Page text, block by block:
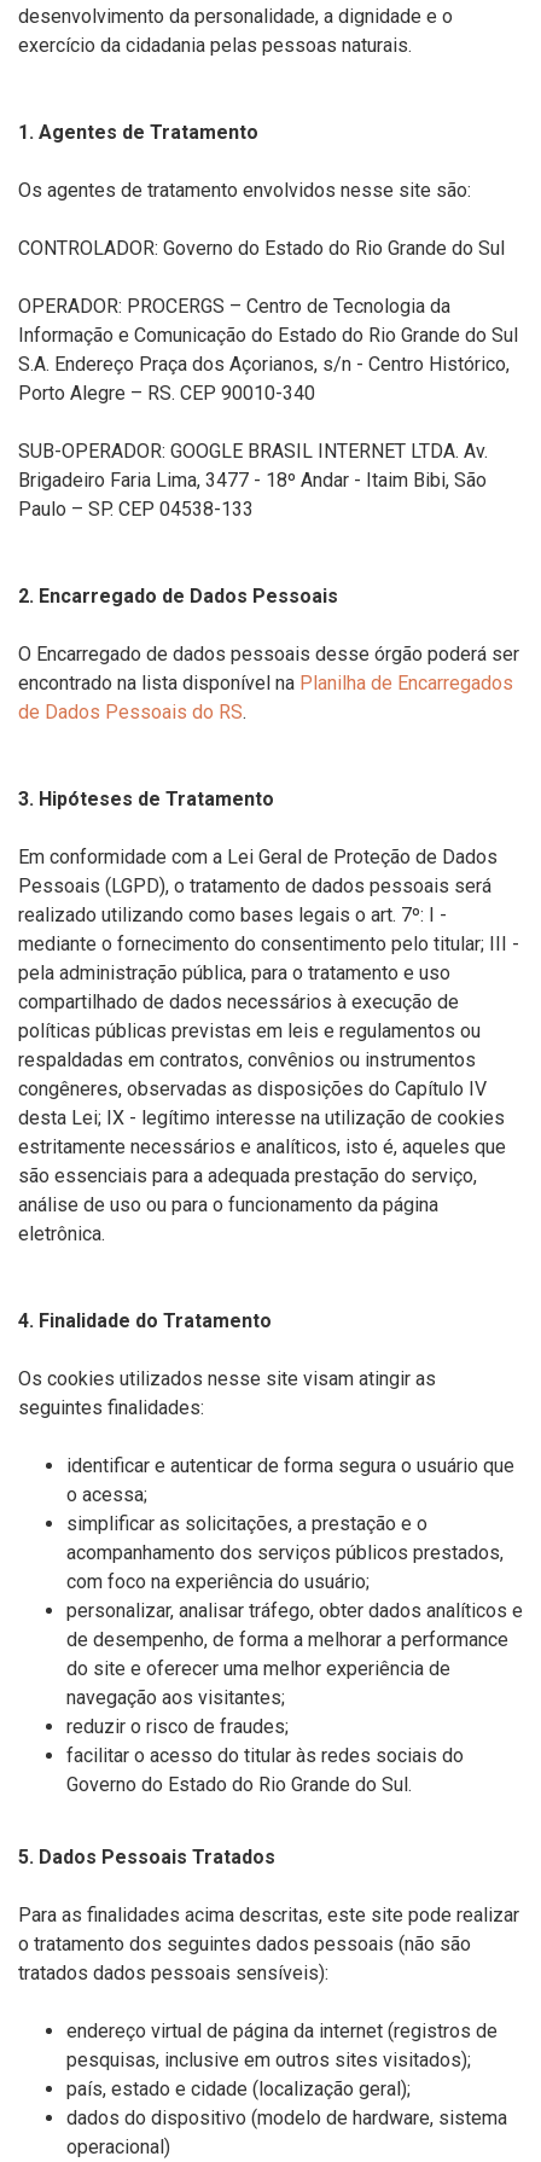
desenvolvimento da personalidade, a dignidade e o
exercício da cidadania pelas pessoas naturais.
1. Agentes de Tratamento
Os agentes de tratamento envolvidos nesse site são:
CONTROLADOR: Governo do Estado do Rio Grande do Sul
OPERADOR: PROCERGS – Centro de Tecnologia da
Informação e Comunicação do Estado do Rio Grande do Sul
S.A. Endereço Praça dos Açorianos, s/n - Centro Histórico,
Porto Alegre – RS. CEP 90010-340
SUB-OPERADOR: GOOGLE BRASIL INTERNET LTDA. Av.
Brigadeiro Faria Lima, 3477 - 18º Andar - Itaim Bibi, São
Paulo – SP. CEP 04538-133
2. Encarregado de Dados Pessoais
O Encarregado de dados pessoais desse órgão poderá ser
encontrado na lista disponível na Planilha de Encarregados
de Dados Pessoais do RS.
3. Hipóteses de Tratamento
Em conformidade com a Lei Geral de Proteção de Dados
Pessoais (LGPD), o tratamento de dados pessoais será
realizado utilizando como bases legais o art. 7º: I -
mediante o fornecimento do consentimento pelo titular; III -
pela administração pública, para o tratamento e uso
compartilhado de dados necessários à execução de
políticas públicas previstas em leis e regulamentos ou
respaldadas em contratos, convênios ou instrumentos
congêneres, observadas as disposições do Capítulo IV
desta Lei; IX - legítimo interesse na utilização de cookies
estritamente necessários e analíticos, isto é, aqueles que
são essenciais para a adequada prestação do serviço,
análise de uso ou para o funcionamento da página
eletrônica.
4. Finalidade do Tratamento
Os cookies utilizados nesse site visam atingir as
seguintes finalidades:
identificar e autenticar de forma segura o usuário que
o acessa;
simplificar as solicitações, a prestação e o
acompanhamento dos serviços públicos prestados,
com foco na experiência do usuário;
personalizar, analisar tráfego, obter dados analíticos e
de desempenho, de forma a melhorar a performance
do site e oferecer uma melhor experiência de
navegação aos visitantes;
reduzir o risco de fraudes;
facilitar o acesso do titular às redes sociais do
Governo do Estado do Rio Grande do Sul.
5. Dados Pessoais Tratados
Para as finalidades acima descritas, este site pode realizar
o tratamento dos seguintes dados pessoais (não são
tratados dados pessoais sensíveis):
endereço virtual de página da internet (registros de
pesquisas, inclusive em outros sites visitados);
país, estado e cidade (localização geral);
dados do dispositivo (modelo de hardware, sistema
operacional)